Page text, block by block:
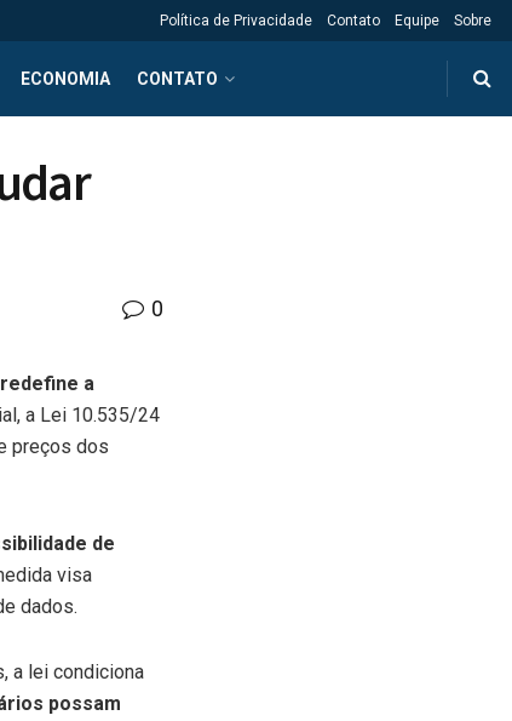
Política de Privacidade Contato Equipe Sobre
ECONOMIA CONTATO
0
redefine a
a Lei 10.535/24
preços dos
de
visa
dados.
a lei condiciona
possam